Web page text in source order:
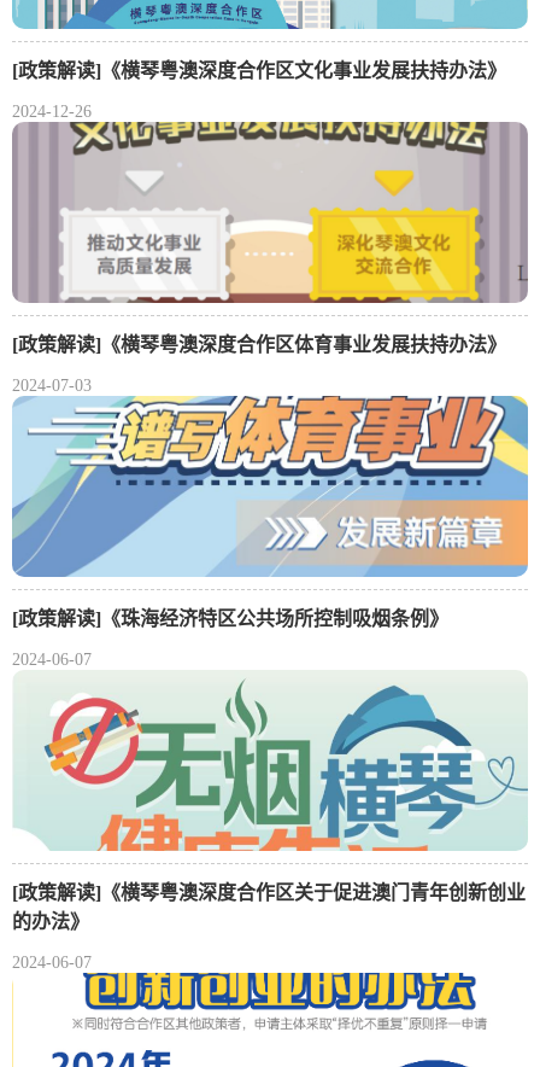
[政策解读]《横琴粤澳深度合作区文化事业发展扶持办法》
2024-12-26
[政策解读]《横琴粤澳深度合作区体育事业发展扶持办法》
2024-07-03
[政策解读]《珠海经济特区公共场所控制吸烟条例》
2024-06-07
[政策解读]《横琴粤澳深度合作区关于促进澳门青年创新创业
的办法》
2024-06-07